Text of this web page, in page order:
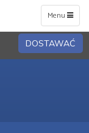
Toggle
navigation
Menu
DOSTAWAĆ